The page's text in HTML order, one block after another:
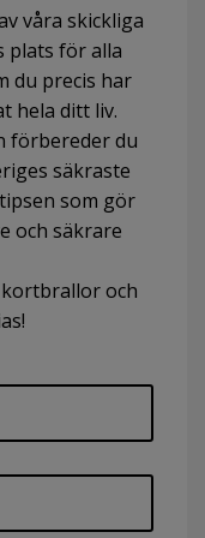
våra skickliga
plats för alla
du precis har
hela ditt liv.
förbereder du
säkraste
som gör
och säkrare
kortbrallor och